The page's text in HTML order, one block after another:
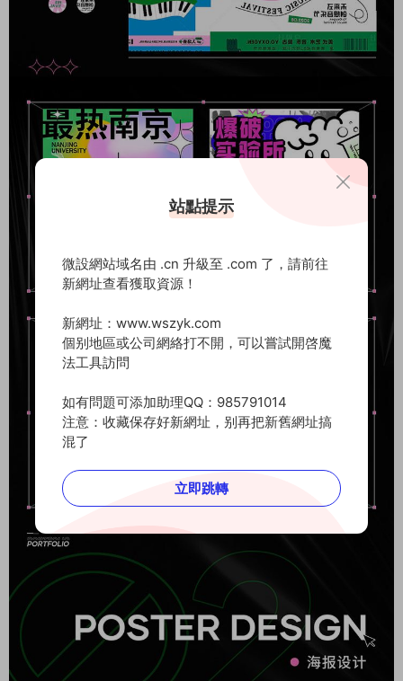
站點提示
微設網站域名由 .cn 升級至 .com 了，請前往
新網址查看獲取資源！
新網址：www.wszyk.com
個别地區或公司網絡打不開，可以嘗試開啓魔
法工具訪問
如有問題可添加助理QQ：985791014
注意：收藏保存好新網址，别再把新舊網址搞
混了
立即跳轉